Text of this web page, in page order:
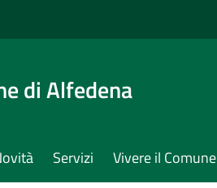
di Alfedena
Servizi Vivere il Comune